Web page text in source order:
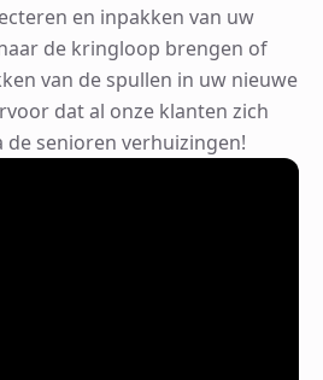
en inpakken van uw
de kringloop brengen of
van de spullen in uw nieuwe
dat al onze klanten zich
senioren verhuizingen!